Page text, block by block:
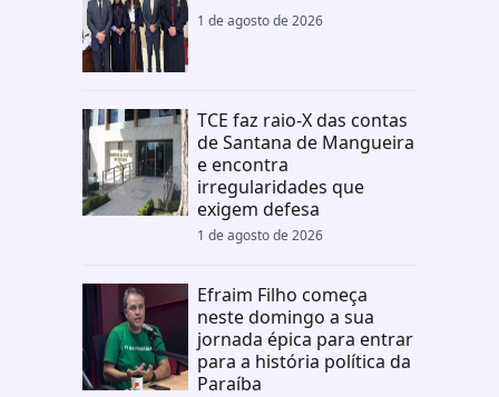
1 de agosto de 2026
TCE faz raio-X das contas
de Santana de Mangueira
e encontra
irregularidades que
exigem defesa
1 de agosto de 2026
Efraim Filho começa
neste domingo a sua
jornada épica para entrar
para a história política da
Paraíba